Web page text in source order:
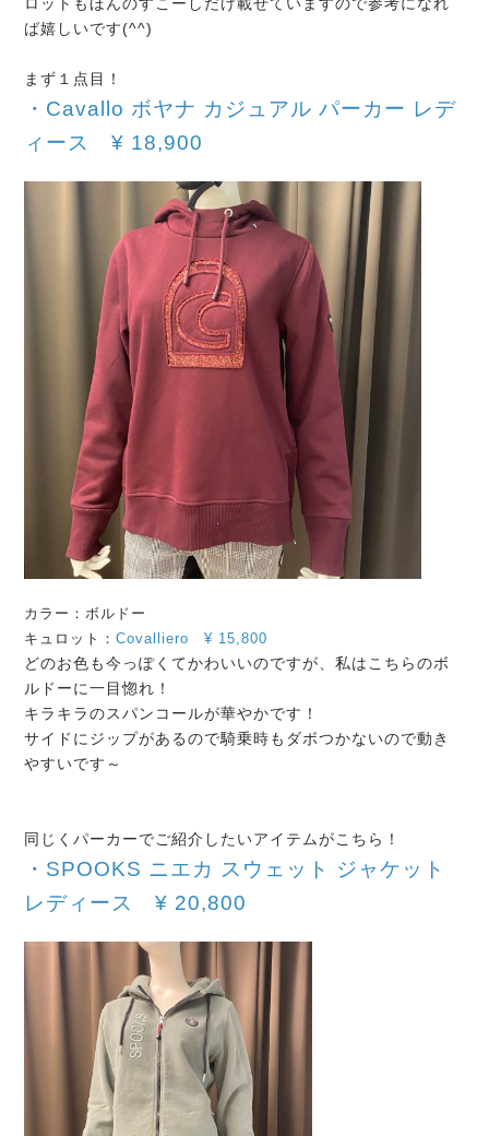
ば嬉しいです(^^)
まず１点目！
・Cavallo ボヤナ カジュアル パーカー レデ
ィース¥ 18,900
カラー：ボルドー
キュロット：Covalliero¥ 15,800
どのお色も今っぽくてかわいいのですが、私はこちらのボ
ルドーに一目惚れ！
キラキラのスパンコールが華やかです！
サイドにジップがあるので騎乗時もダボつかないので動き
やすいです～
同じくパーカーでご紹介したいアイテムがこちら！
・SPOOKS ニエカ スウェット ジャケット
レディース¥ 20,800